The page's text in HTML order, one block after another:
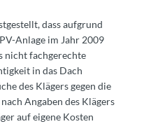
dass aufgrund
Anlage im Jahr 2009
nicht fachgerechte
in das Dach
des Klägers gegen die
Angaben des Klägers
auf eigene Kosten